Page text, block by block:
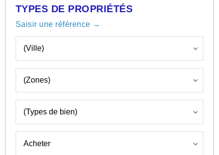
TYPES DE PROPRIÉTÉS
Saisir une référence →